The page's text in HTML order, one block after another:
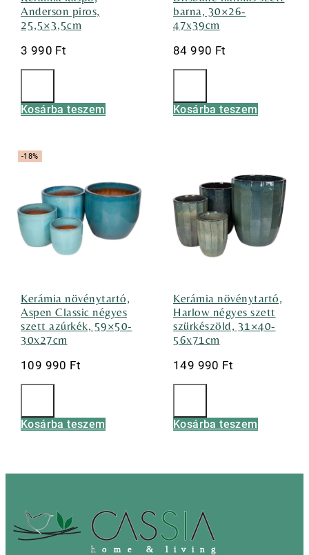
Anderson piros,
25,5×3,5cm
3 990 Ft
Kosárba teszem
barna, 30×26-
47x39cm
84 990 Ft
Kosárba teszem
-18%
Kerámia növénytartó,
Aspen Classic négyes
szett azúrkék, 59×50-
30x27cm
109 990 Ft
Kosárba teszem
Kerámia növénytartó,
Harlow négyes szett
szürkészöld, 31×40-
56x71cm
149 990 Ft
Kosárba teszem
h o m e & l i v i n g